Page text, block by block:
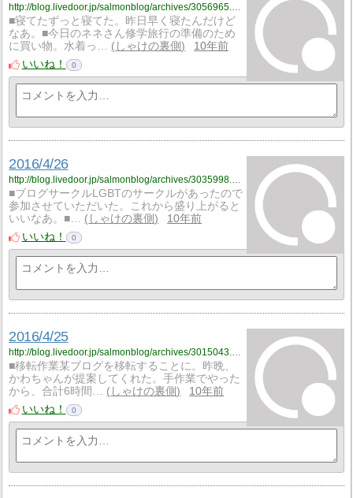
http://blog.livedoor.jp/salmonblog/archives/3056965.html
■寝てたずっと寝てた。昨日早く寝たんだけど
なあ。■今日のネネさん修学旅行の準備のため
に買い物。水着っ…
しゃけの裏側
10年前
いいね！
0
2016/4/26
http://blog.livedoor.jp/salmonblog/archives/3035998.html
■ブログサークルLGBTのサークルがあったので
参加させていただいた。これから盛り上がると
いいなあ。■…
しゃけの裏側
10年前
いいね！
0
2016/4/25
http://blog.livedoor.jp/salmonblog/archives/3015043.html
■移転作業某ブログを移転することに。昨晩、
かわちゃんが提案してくれた。手作業でやった
から、合計6時間…
しゃけの裏側
10年前
いいね！
0